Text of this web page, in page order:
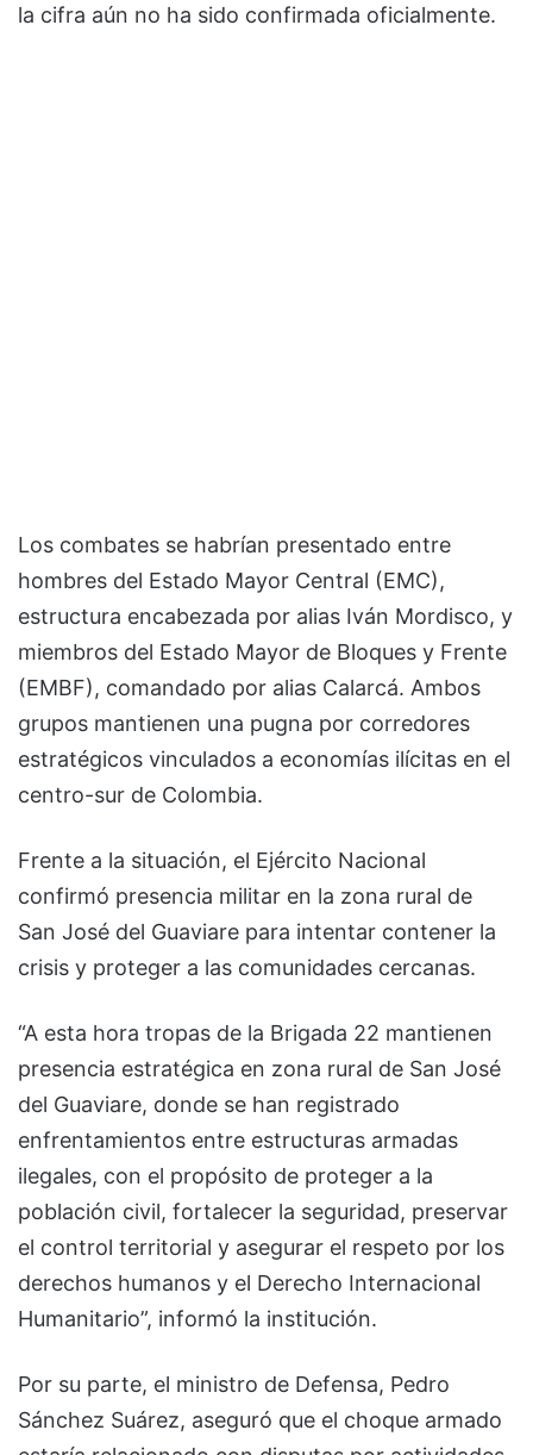
la cifra aún no ha sido confirmada oficialmente.
Los combates se habrían presentado entre
hombres del Estado Mayor Central (EMC),
estructura encabezada por alias Iván Mordisco, y
miembros del Estado Mayor de Bloques y Frente
(EMBF), comandado por alias Calarcá. Ambos
grupos mantienen una pugna por corredores
estratégicos vinculados a economías ilícitas en el
centro-sur de Colombia.
Frente a la situación, el Ejército Nacional
confirmó presencia militar en la zona rural de
San José del Guaviare para intentar contener la
crisis y proteger a las comunidades cercanas.
“A esta hora tropas de la Brigada 22 mantienen
presencia estratégica en zona rural de San José
del Guaviare, donde se han registrado
enfrentamientos entre estructuras armadas
ilegales, con el propósito de proteger a la
población civil, fortalecer la seguridad, preservar
el control territorial y asegurar el respeto por los
derechos humanos y el Derecho Internacional
Humanitario”, informó la institución.
Por su parte, el ministro de Defensa, Pedro
Sánchez Suárez, aseguró que el choque armado